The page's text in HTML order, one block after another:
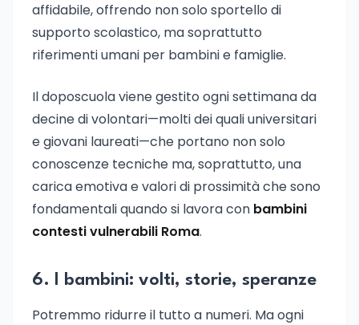
affidabile, offrendo non solo sportello di
supporto scolastico, ma soprattutto
riferimenti umani per bambini e famiglie.
Il doposcuola viene gestito ogni settimana da
decine di volontari—molti dei quali universitari
e giovani laureati—che portano non solo
conoscenze tecniche ma, soprattutto, una
carica emotiva e valori di prossimità che sono
fondamentali quando si lavora con bambini
contesti vulnerabili Roma.
6. I bambini: volti, storie, speranze
Potremmo ridurre il tutto a numeri. Ma ogni